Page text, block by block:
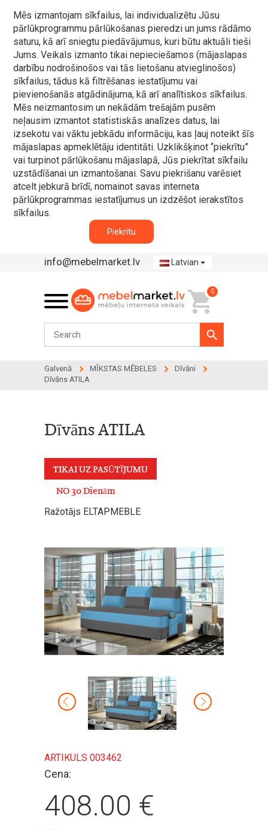
Mēs izmantojam sīkfailus, lai individualizētu Jūsu
pārlūkprogrammu pārlūkošanas pieredzi un jums rādāmo
saturu, kā arī sniegtu piedāvājumus, kuri būtu aktuāli tieši
Jums. Veikals izmanto tikai nepieciešamos (mājaslapas
darbību nodrošinošos vai tās lietošanu atvieglinošos)
sīkfailus, tādus kā filtrēšanas iestatījumu vai
pievienošanās atgādinājuma, kā arī analītiskos sīkfailus.
Mēs neizmantosim un nekādām trešajām pusēm
neļausim izmantot statistiskās analīzes datus, lai
izsekotu vai vāktu jebkādu informāciju, kas ļauj noteikt šīs
mājaslapas apmeklētāju identitāti. Uzklikšķinot “piekrītu”
vai turpinot pārlūkošanu mājaslapā, Jūs piekrītat sīkfailu
uzstādīšanai un izmantošanai. Savu piekrišanu varēsiet
atcelt jebkurā brīdī, nomainot savas interneta
pārlūkprogrammas iestatījumus un izdzēšot ierakstītos
sīkfailus.
Piekritu
info@mebelmarket.lv Latvian
0
Galvenā MĪKSTAS MĒBELES
Dīvāni
Dīvāns ATILA
Dīvāns ATILA
TIKAI UZ PASŪTĪJUMU
NO 30 Dienām
Ražotājs ELTAPMEBLE
ARTIKULS 003462
Cena:
408.00 €